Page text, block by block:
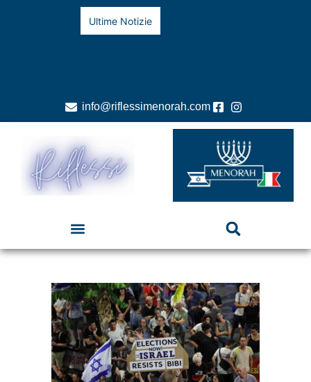
Ultime Notizie
info@riflessimenorah.com